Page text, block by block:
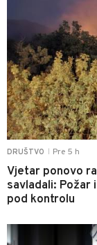
DRUŠTVO Pre 5 h
Vjetar ponovo
savladali: Požar
pod kontrolu